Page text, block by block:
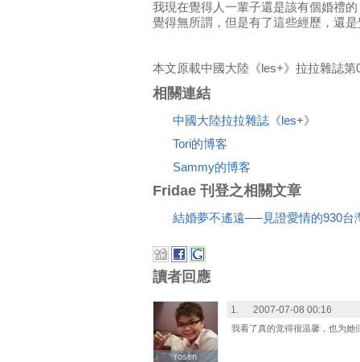
我現在覺得人一輩子還是該有個婚禮
覺得無所謂，但是有了這些經歷，還
本文原載中國大陸《les+》拉拉雜誌第
相關連結
中國大陸拉拉雜誌《les+》
Tori的博客
Sammy的博客
Fridae 刊登之相關文章
結婚夢不遙遠──見證愛情的930台
讀者回應
rosen
rosen
1. 2007-07-08 00:16
我看了真的觉得很温馨，也为她